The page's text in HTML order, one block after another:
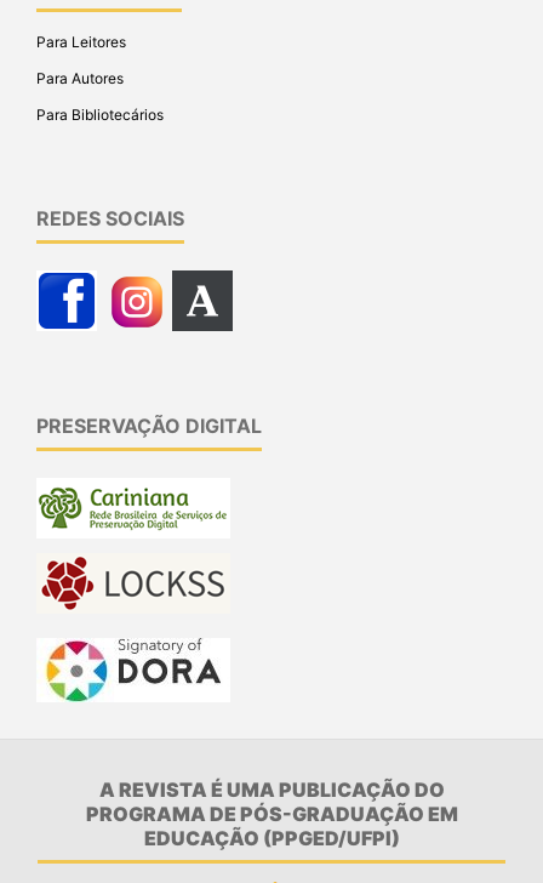
Para Leitores
Para Autores
Para Bibliotecários
REDES SOCIAIS
PRESERVAÇÃO DIGITAL
A REVISTA É UMA PUBLICAÇÃO DO
PROGRAMA DE PÓS-GRADUAÇÃO EM
EDUCAÇÃO (PPGED/UFPI)